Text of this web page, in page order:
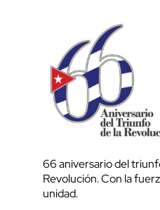
66 aniversario del
Revolución. Con la
unidad.